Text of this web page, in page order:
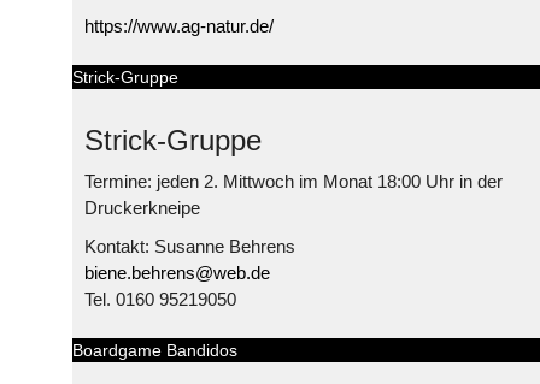
https://www.ag-natur.de/
Strick-Gruppe
Strick-Gruppe
Termine: jeden 2. Mittwoch im Monat 18:00 Uhr in der
Druckerkneipe
Kontakt: Susanne Behrens
biene.behrens@web.de
Tel. 0160 95219050
Boardgame Bandidos